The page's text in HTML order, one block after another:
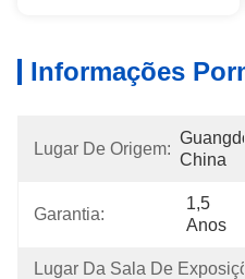
Informações
Lugar De Origem:
China
Garantia:
1,5
Anos
Lugar Da Sala De